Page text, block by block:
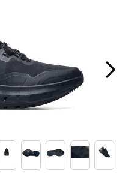
Next Slide